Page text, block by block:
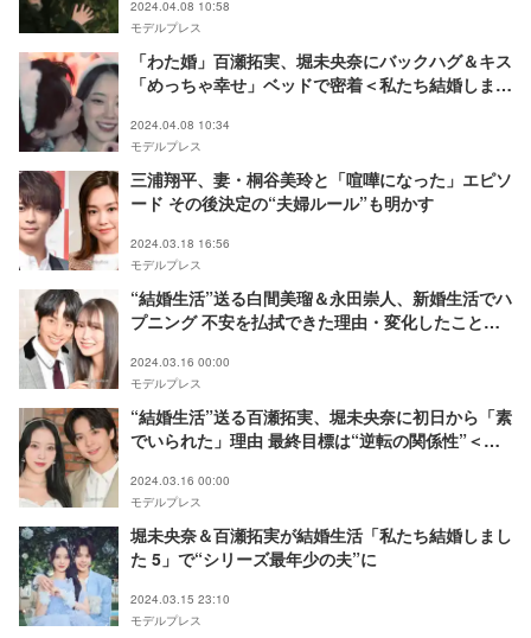
2024.04.08 10:58
モデルプレス
「わた婚」百瀬拓実、堀未央奈にバックハグ＆キス
「めっちゃ幸せ」ベッドで密着＜私たち結婚しまし
2024.04.08 10:34
モデルプレス
三浦翔平、妻・桐谷美玲と「喧嘩になった」エピソ
ード その後決定の“夫婦ルール”も明かす
2024.03.18 16:56
モデルプレス
“結婚生活”送る白間美瑠＆永田崇人、新婚生活でハ
プニング 不安を払拭できた理由・変化したこと
2024.03.16 00:00
モデルプレス
“結婚生活”送る百瀬拓実、堀未央奈に初日から「素
でいられた」理由 最終目標は“逆転の関係性”＜
2024.03.16 00:00
モデルプレス
堀未央奈＆百瀬拓実が結婚生活「私たち結婚しまし
た 5」で“シリーズ最年少の夫”に
2024.03.15 23:10
モデルプレス